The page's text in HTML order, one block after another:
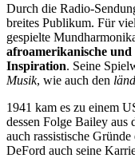
Durch die Radio-
breites Publikum. Für
gespielte
afroamerikanische
Inspiration. Seine
Musik, wie auch den
1941 kam es zu einem
dessen Folge Bailey aus
auch rassistische
DeFord auch seine